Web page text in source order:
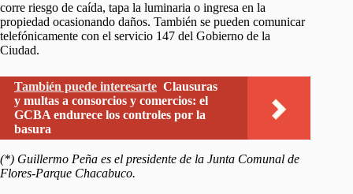
corre riesgo de caída, tapa la luminaria o ingresa en la
propiedad ocasionando daños. También se pueden comunicar
telefónicamente con el servicio 147 del Gobierno de la
Ciudad.
También puede interesarte Clausuras
y multas a consorcios y comercios: el
GCBA endurece los controles por la
basura
(*) Guillermo Peña es el presidente de la Junta Comunal de
Flores-Parque Chacabuco.